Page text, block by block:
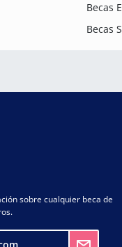
Becas
Becas
sobre cualquier beca de